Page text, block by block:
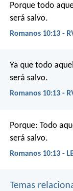
Porque todo
será salvo.
Romanos 10:13 -
Ya que todo
será salvo.
Romanos 10:13 -
Porque: Todo
será salvo.
Romanos 10:13 -
Temas